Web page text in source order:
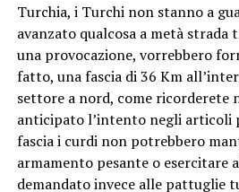
Turchia, i Turchi non stanno a
avanzato qualcosa a metà
una provocazione, vorrebbero
fatto, una fascia di 36 Km
settore a nord, come ricorderete
anticipato l’intento negli articoli
fascia i curdi non potrebbero
armamento pesante o esercitare
demandato invece alle pattuglie